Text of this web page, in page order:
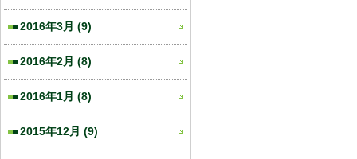
2016年3月 (9)
2016年2月 (8)
2016年1月 (8)
2015年12月 (9)